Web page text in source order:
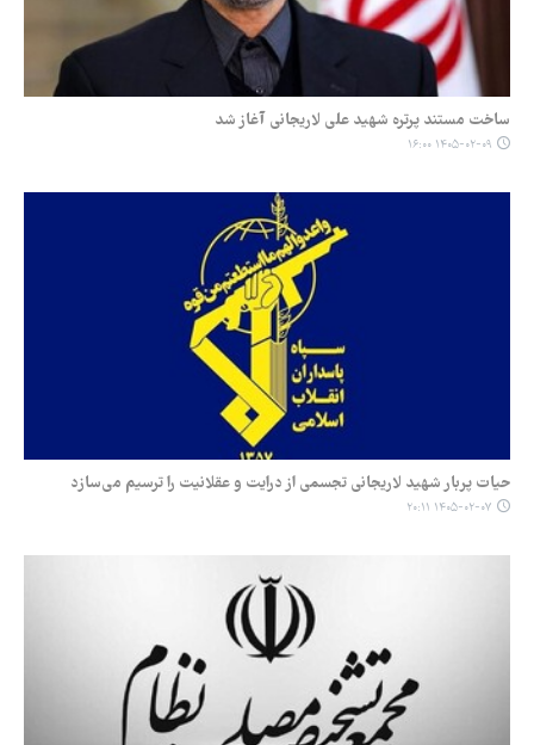
ساخت مستند پرتره شهید علی لاریجانی آغاز شد
۱۴۰۵-۰۲-۰۹ ۱۶:۰۰
حیات پربار شهید لاریجانی تجسمی از درایت و عقلانیت را ترسیم می‌سازد
۱۴۰۵-۰۲-۰۷ ۲۰:۱۱